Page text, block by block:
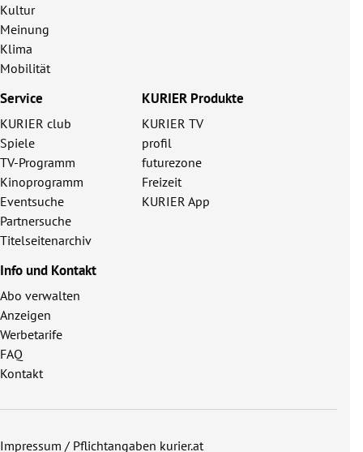
Kultur
Meinung
Klima
Mobilität
Service
KURIER club
Spiele
TV-Programm
Kinoprogramm
Eventsuche
Partnersuche
Titelseitenarchiv
KURIER Produkte
KURIER TV
profil
futurezone
Freizeit
KURIER App
Info und Kontakt
Abo verwalten
Anzeigen
Werbetarife
FAQ
Kontakt
Impressum / Pflichtangaben kurier.at